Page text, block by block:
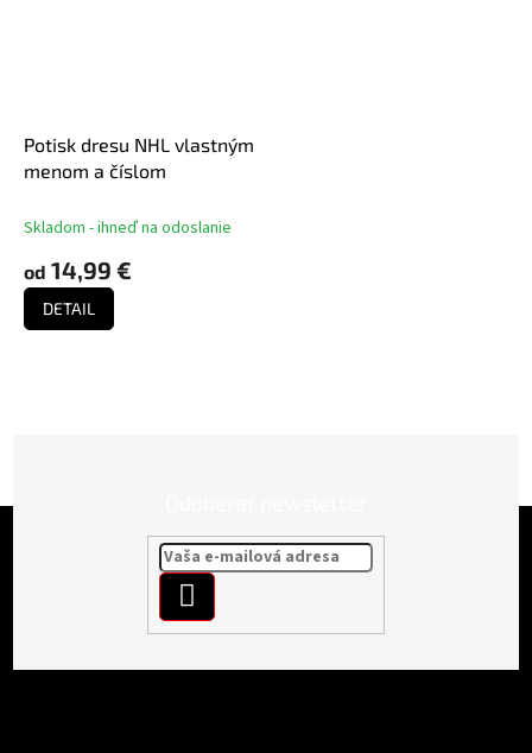
Potisk dresu NHL vlastným
menom a číslom
Skladom - ihneď na odoslanie
od 14,99 €
DETAIL
SA